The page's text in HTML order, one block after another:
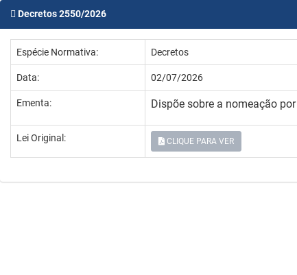
Decretos 2550/2026
Espécie Normativa: Decretos
Data: 02/07/2026
Ementa: Dispõe sobre a nomeação
Lei Original: CLIQUE PARA VER